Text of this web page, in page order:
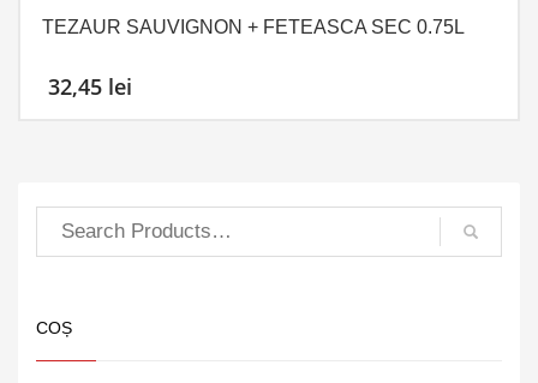
TEZAUR SAUVIGNON + FETEASCA SEC 0.75L
32,45 lei
COȘ